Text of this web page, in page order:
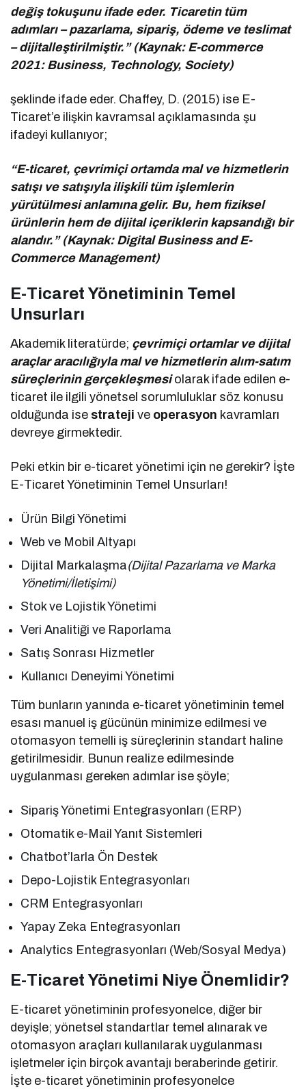
değiş tokuşunu ifade eder. Ticaretin tüm
adımları – pazarlama, sipariş, ödeme ve teslimat
– dijitalleştirilmiştir.” (Kaynak: E-commerce
2021: Business, Technology, Society)
şeklinde ifade eder. Chaffey, D. (2015) ise E-
Ticaret’e ilişkin kavramsal açıklamasında şu
ifadeyi kullanıyor;
“E-ticaret, çevrimiçi ortamda mal ve hizmetlerin
satışı ve satışıyla ilişkili tüm işlemlerin
yürütülmesi anlamına gelir. Bu, hem fiziksel
ürünlerin hem de dijital içeriklerin kapsandığı bir
alandır.” (Kaynak: Digital Business and E-
Commerce Management)
E-Ticaret Yönetiminin Temel
Unsurları
Akademik literatürde; çevrimiçi ortamlar ve dijital
araçlar aracılığıyla mal ve hizmetlerin alım-satım
süreçlerinin gerçekleşmesi olarak ifade edilen e-
ticaret ile ilgili yönetsel sorumluluklar söz konusu
olduğunda ise strateji ve operasyon kavramları
devreye girmektedir.
Peki etkin bir e-ticaret yönetimi için ne gerekir? İşte
E-Ticaret Yönetiminin Temel Unsurları!
Ürün Bilgi Yönetimi
Web ve Mobil Altyapı
Dijital Markalaşma(Dijital Pazarlama ve Marka
Yönetimi/İletişimi)
Stok ve Lojistik Yönetimi
Veri Analitiği ve Raporlama
Satış Sonrası Hizmetler
Kullanıcı Deneyimi Yönetimi
Tüm bunların yanında e-ticaret yönetiminin temel
esası manuel iş gücünün minimize edilmesi ve
otomasyon temelli iş süreçlerinin standart haline
getirilmesidir. Bunun realize edilmesinde
uygulanması gereken adımlar ise şöyle;
Sipariş Yönetimi Entegrasyonları (ERP)
Otomatik e-Mail Yanıt Sistemleri
Chatbot’larla Ön Destek
Depo-Lojistik Entegrasyonları
CRM Entegrasyonları
Yapay Zeka Entegrasyonları
Analytics Entegrasyonları (Web/Sosyal Medya)
E-Ticaret Yönetimi Niye Önemlidir?
E-ticaret yönetiminin profesyonelce, diğer bir
deyişle; yönetsel standartlar temel alınarak ve
otomasyon araçları kullanılarak uygulanması
işletmeler için birçok avantajı beraberinde getirir.
İşte e-ticaret yönetiminin profesyonelce